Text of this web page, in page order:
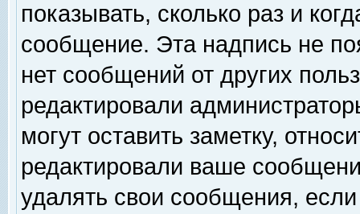
показывать, сколько раз и
сообщение. Эта надпись не
нет сообщений от других
редактировали
могут оставить заметку,
редактировали ваше
удалять свои сообщения,